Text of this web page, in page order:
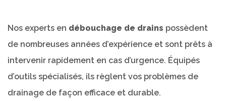
Nos experts en débouchage de drains possèdent
de nombreuses années d’expérience et sont prêts à
intervenir rapidement en cas d’urgence. Équipés
d’outils spécialisés, ils règlent vos problèmes de
drainage de façon efficace et durable.